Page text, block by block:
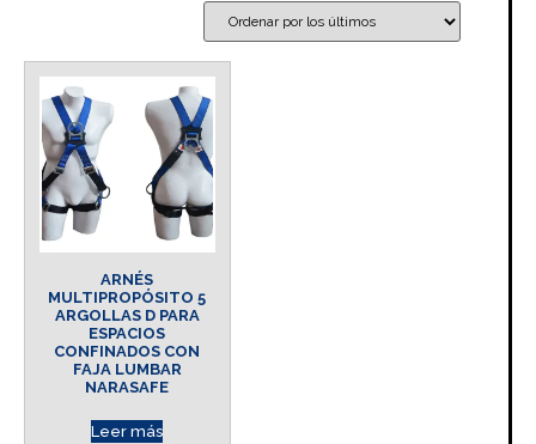
ARNÉS
MULTIPROPÓSITO 5
ARGOLLAS D PARA
ESPACIOS
CONFINADOS CON
FAJA LUMBAR
NARASAFE
Leer más